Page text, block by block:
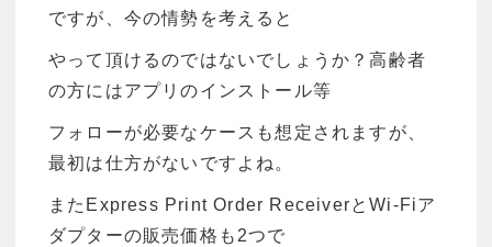
ですが、今の情勢を考えると
やって頂けるのではないでしょうか？高齢者
の方にはアプリのインストール等
フォローが必要なケースも想定されますが、
最初は仕方がないですよね。
またExpress Print Order ReceiverとWi-Fiア
ダプターの販売価格も2つで